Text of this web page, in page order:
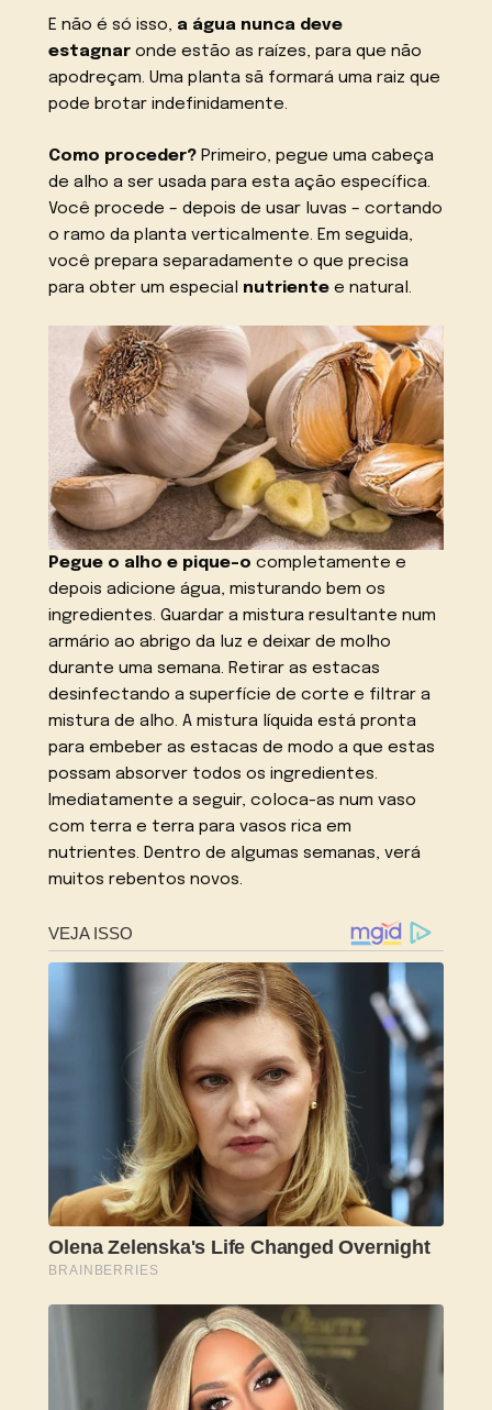
E não é só isso, a água nunca deve
estagnar onde estão as raízes, para que não
apodreçam. Uma planta sã formará uma raiz que
pode brotar indefinidamente.
Como proceder? Primeiro, pegue uma cabeça
de alho a ser usada para esta ação específica.
Você procede – depois de usar luvas – cortando
o ramo da planta verticalmente. Em seguida,
você prepara separadamente o que precisa
para obter um especial nutriente e natural.
Pegue o alho e pique-o completamente e
depois adicione água, misturando bem os
ingredientes. Guardar a mistura resultante num
armário ao abrigo da luz e deixar de molho
durante uma semana. Retirar as estacas
desinfectando a superfície de corte e filtrar a
mistura de alho. A mistura líquida está pronta
para embeber as estacas de modo a que estas
possam absorver todos os ingredientes.
Imediatamente a seguir, coloca-as num vaso
com terra e terra para vasos rica em
nutrientes. Dentro de algumas semanas, verá
muitos rebentos novos.